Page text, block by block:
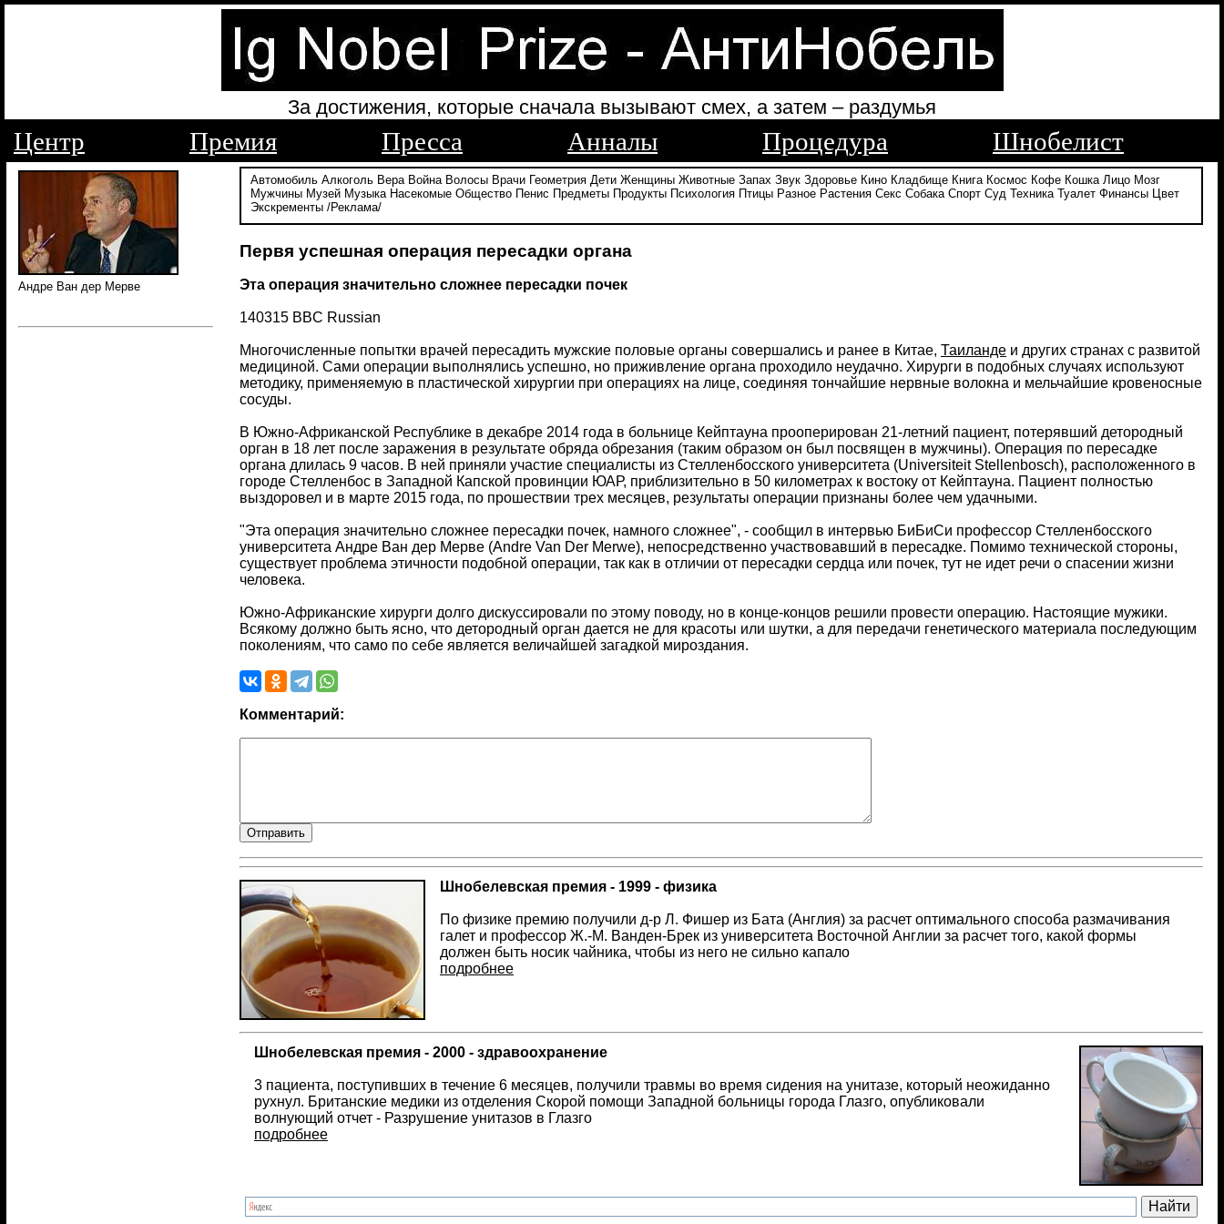
За достижения, которые сначала вызывают смех, а затем – раздумья
Центр Премия Пресса Анналы Процедура Шнобелист
Андре Ван дер Мерве
Автомобиль Алкоголь Вера Война Волосы Врачи Геометрия Дети Женщины Животные Запах Звук Здоровье Кино Кладбище Книга Космос Кофе Кошка Лицо Мозг
Мужчины Музей Музыка Насекомые Общество Пенис Предметы Продукты Психология Птицы Разное Растения Секс Собака Спорт Суд Техника Туалет Финансы
Цвет
Экскременты /Реклама/
Первя успешная операция пересадки органа
Эта операция значительно сложнее пересадки почек
140315 BBC Russian
Многочисленные попытки врачей пересадить мужские половые органы совершались и ранее в Китае, Таиланде и других странах с развитой
медициной. Сами операции выполнялись успешно, но приживление органа проходило неудачно. Хирурги в подобных случаях используют
методику, применяемую в пластической хирургии при операциях на лице, соединяя тончайшие нервные волокна и мельчайшие кровеносные
сосуды.
В Южно-Африканской Республике в декабре 2014 года в больнице Кейптауна прооперирован 21-летний пациент, потерявший детородный
орган в 18 лет после заражения в результате обряда обрезания (таким образом он был посвящен в мужчины). Операция по пересадке
органа длилась 9 часов. В ней приняли участие специалисты из Стелленбосского университета (Universiteit Stellenbosch), расположенного в
городе Стелленбос в Западной Капской провинции ЮАР, приблизительно в 50 километрах к востоку от Кейптауна. Пациент полностью
выздоровел и в марте 2015 года, по прошествии трех месяцев, результаты операции признаны более чем удачными.
"Эта операция значительно сложнее пересадки почек, намного сложнее", - сообщил в интервью БиБиСи профессор Стелленбосского
университета Андре Ван дер Мерве (Andre Van Der Merwe), непосредственно участвовавший в пересадке. Помимо технической стороны,
существует проблема этичности подобной операции, так как в отличии от пересадки сердца или почек, тут не идет речи о спасении жизни
человека.
Южно-Африканские хирурги долго дискуссировали по этому поводу, но в конце-концов решили провести операцию. Настоящие мужики.
Всякому должно быть ясно, что детородный орган дается не для красоты или шутки, а для передачи генетического материала последующим
поколениям, что само по себе является величайшей загадкой мироздания.
Комментарий:
Шнобелевская премия - 1999 - физика
По физике премию получили д-р Л. Фишер из Бата (Англия) за расчет оптимального способа размачивания
галет и профессор Ж.-М. Ванден-Брек из университета Восточной Англии за расчет того, какой формы
должен быть носик чайника, чтобы из него не сильно капало
подробнее
Шнобелевская премия - 2000 - здравоохранение
3 пациента, поступивших в течение 6 месяцев, получили травмы во время сидения на унитазе, который неожиданно
рухнул. Британские медики из отделения Скорой помощи Западной больницы города Глазго, опубликовали
волнующий отчет - Разрушение унитазов в Глазго
подробнее